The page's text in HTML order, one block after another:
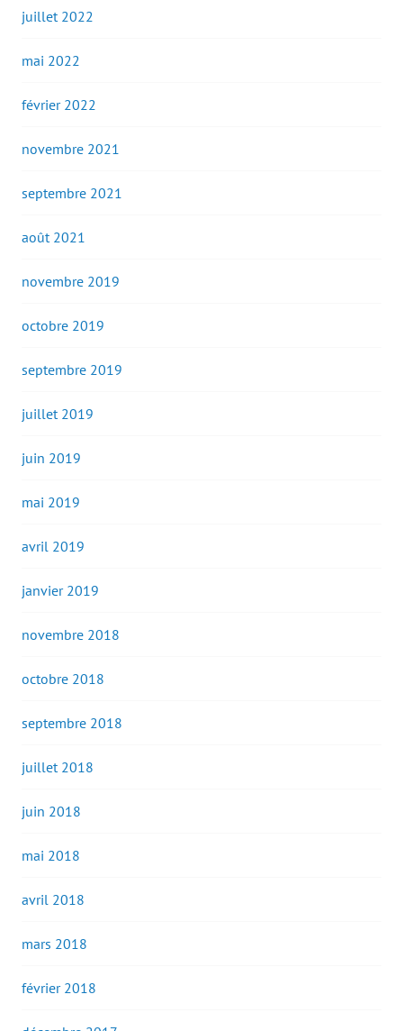
juillet 2022
mai 2022
février 2022
novembre 2021
septembre 2021
août 2021
novembre 2019
octobre 2019
septembre 2019
juillet 2019
juin 2019
mai 2019
avril 2019
janvier 2019
novembre 2018
octobre 2018
septembre 2018
juillet 2018
juin 2018
mai 2018
avril 2018
mars 2018
février 2018